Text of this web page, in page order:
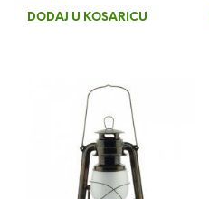
DODAJ U KOŠARICU